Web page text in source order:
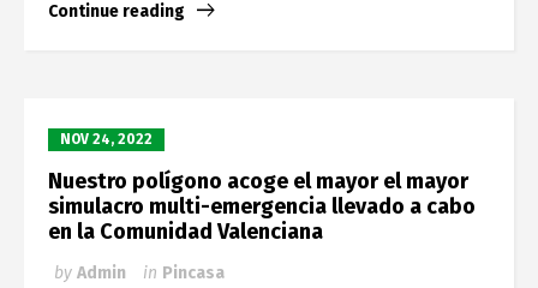
Continue reading
NOV 24, 2022
Nuestro polígono acoge el mayor el mayor
simulacro multi-emergencia llevado a cabo
en la Comunidad Valenciana
by Admin in Pincasa